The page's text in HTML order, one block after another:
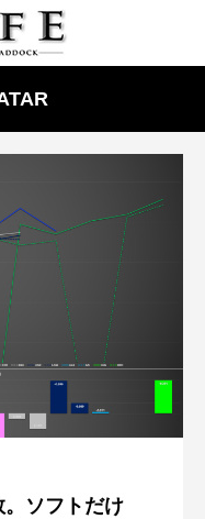
。ソフトだけ